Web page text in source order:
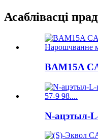
Асаблівасці
BAM15A
N-ацэтыл-